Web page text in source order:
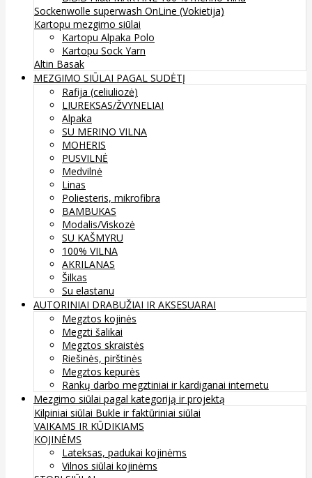
Sockenwolle superwash OnLine (Vokietija)
Kartopu mezgimo siūlai
Kartopu Alpaka Polo
Kartopu Sock Yarn
Altin Basak
MEZGIMO SIŪLAI PAGAL SUDĖTĮ
Rafija (celiuliozė)
LIUREKSAS/ŽVYNELIAI
Alpaka
SU MERINO VILNA
MOHERIS
PUSVILNĖ
Medvilnė
Linas
Poliesteris, mikrofibra
BAMBUKAS
Modalis/Viskozė
SU KAŠMYRU
100% VILNA
AKRILANAS
Šilkas
Su elastanu
AUTORINIAI DRABUŽIAI IR AKSESUARAI
Megztos kojinės
Megzti šalikai
Megztos skraistės
Riešinės, pirštinės
Megztos kepurės
Rankų darbo megztiniai ir kardiganai internetu
Mezgimo siūlai pagal kategoriją ir projektą
Kilpiniai siūlai Bukle ir faktūriniai siūlai
VAIKAMS IR KŪDIKIAMS
KOJINĖMS
Lateksas, padukai kojinėms
Vilnos siūlai kojinėms